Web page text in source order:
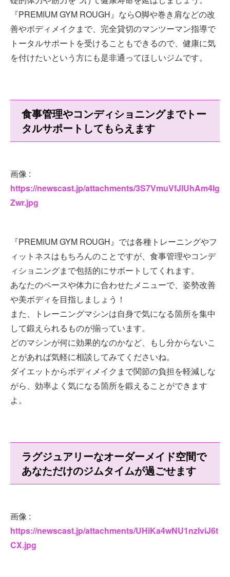
『PREMIUM GYM ROUGH』ならO脚や巻き肩などの改
善やボディメイクまで、完全貸切のマンツーマン指導で
トータルサポートを受けることもできるので、健康に気
を付けたいという方にも是非通ってほしいジムです。
食事管理やコンディショニングまでトー
タルサポートしてもらえます
画像 :
https://newscast.jp/attachments/3S7VmuVfJlUhAm4Ig
Zwr.jpg
『PREMIUM GYM ROUGH』では各種トレーニングやフ
ィットネスはもちろんのことですが、食事管理やコンデ
ィショニングまで包括的にサポートしてくれます。
あなたのペースや体力に合わせたメニューで、姿勢改善
や美ボディを目指しましょう！
また、トレーニングマシンは自身で気になる箇所を集中
して鍛えられるものが揃っています。
どのマシンが何に効果的なのかなど、もし分からないこ
とがあれば気軽に相談してみてくださいね。
ダイエットからボディメイクまで関節の負担を軽減しな
がら、効率よく気になる箇所を鍛えることができます
よ。
ラグジュアリーなオーダーメイド空間で
あなただけのジムタイムが過ごせます
画像 :
https://newscast.jp/attachments/UHiKa4wNU1nzIviJ6t
CX.jpg